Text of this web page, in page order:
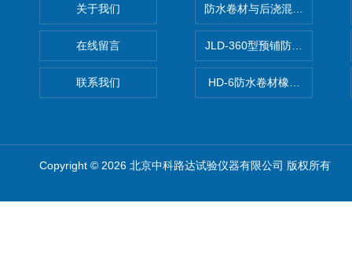
关于我们
在线留言
联系我们
防水卷材与后浇混凝土剥离强
JLD-360型预铺防水卷材抗冲
HD-6防水卷材橡胶测厚仪
Copyright © 2026 北京中科路达试验仪器有限公司 版权所有